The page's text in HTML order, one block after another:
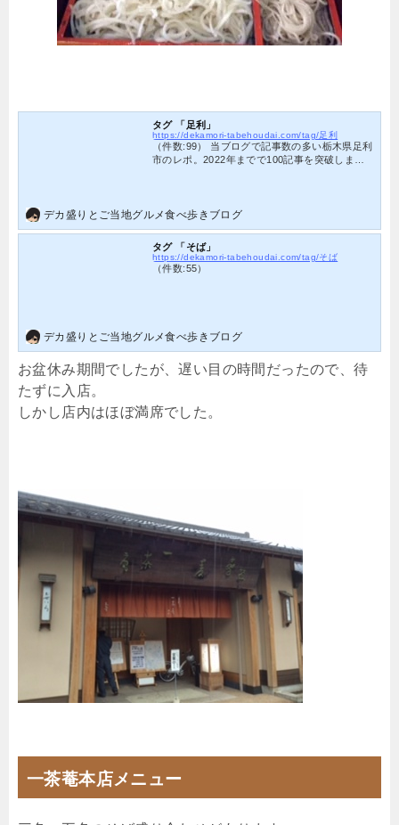
タグ 「足利」
https://dekamori-tabehoudai.com/tag/足利
（件数:99） 当ブログで記事数の多い栃木県足利
市のレポ。2022年までで100記事を突破しまし
デカ盛りとご当地グルメ食べ歩きブログ
タグ 「そば」
https://dekamori-tabehoudai.com/tag/そば
（件数:55）
デカ盛りとご当地グルメ食べ歩きブログ
お盆休み期間でしたが、遅い目の時間だったので、待
たずに入店。
しかし店内はほぼ満席でした。
一茶菴本店メニュー